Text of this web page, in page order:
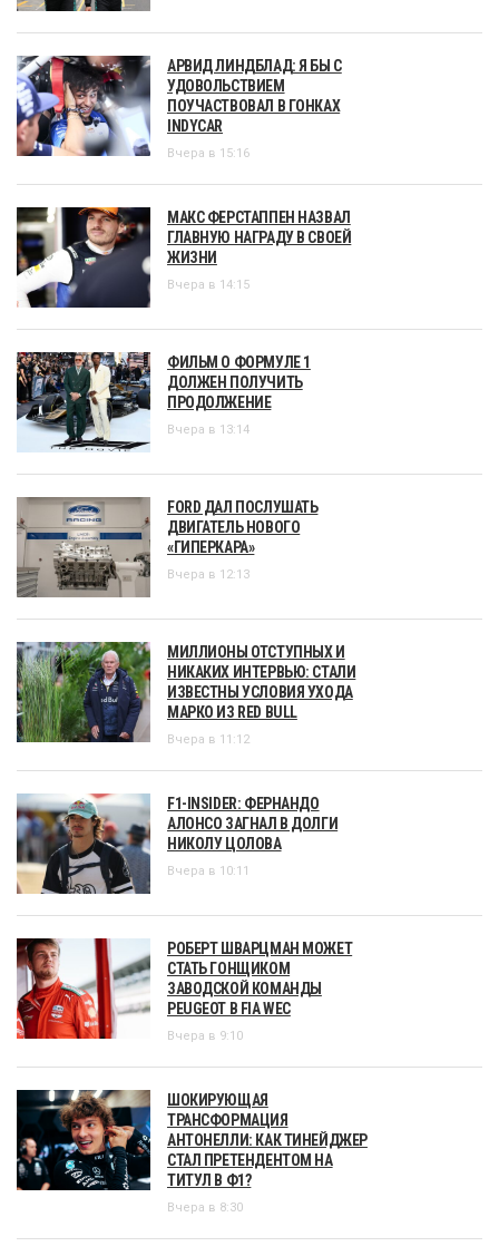
АРВИД ЛИНДБЛАД: Я БЫ С
УДОВОЛЬСТВИЕМ
ПОУЧАСТВОВАЛ В ГОНКАХ
INDYCAR
Вчера в 15:16
МАКС ФЕРСТАППЕН НАЗВАЛ
ГЛАВНУЮ НАГРАДУ В СВОЕЙ
ЖИЗНИ
Вчера в 14:15
ФИЛЬМ О ФОРМУЛЕ 1
ДОЛЖЕН ПОЛУЧИТЬ
ПРОДОЛЖЕНИЕ
Вчера в 13:14
FORD ДАЛ ПОСЛУШАТЬ
ДВИГАТЕЛЬ НОВОГО
«ГИПЕРКАРА»
Вчера в 12:13
МИЛЛИОНЫ ОТСТУПНЫХ И
НИКАКИХ ИНТЕРВЬЮ: СТАЛИ
ИЗВЕСТНЫ УСЛОВИЯ УХОДА
МАРКО ИЗ RED BULL
Вчера в 11:12
F1-INSIDER: ФЕРНАНДО
АЛОНСО ЗАГНАЛ В ДОЛГИ
НИКОЛУ ЦОЛОВА
Вчера в 10:11
РОБЕРТ ШВАРЦМАН МОЖЕТ
СТАТЬ ГОНЩИКОМ
ЗАВОДСКОЙ КОМАНДЫ
PEUGEOT В FIA WEC
Вчера в 9:10
ШОКИРУЮЩАЯ
ТРАНСФОРМАЦИЯ
АНТОНЕЛЛИ: КАК ТИНЕЙДЖЕР
СТАЛ ПРЕТЕНДЕНТОМ НА
ТИТУЛ В Ф1?
Вчера в 8:30